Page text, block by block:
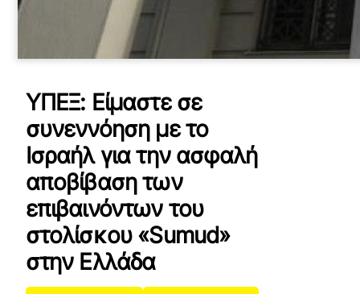
ΥΠΕΞ: Είμαστε σε
συνεννόηση με το
Ισραήλ για την ασφαλή
αποβίβαση των
επιβαινόντων του
στολίσκου «Sumud»
στην Ελλάδα